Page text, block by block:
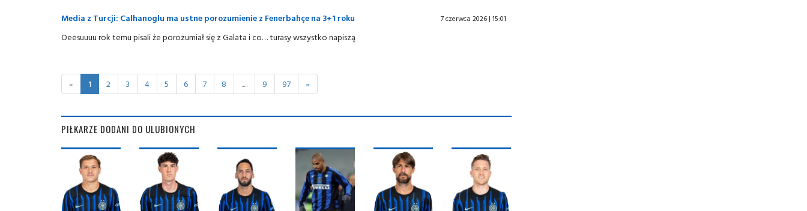
Media z Turcji: Calhanoglu ma ustne porozumienie z Fenerbahçe na 3+1 roku 7 czerwca 2026 | 15:01
Oeesuuuu rok temu pisali że porozumiał się z Galata i co… turasy wszystko napiszą
« 1 2 3 4 5 6 7 8 ..... 9 97 »
PIŁKARZE DODANI DO ULUBIONYCH